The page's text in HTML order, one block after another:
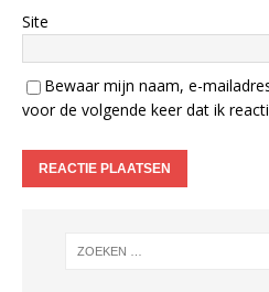
Site
Bewaar mijn naam, e-
voor de volgende keer dat ik